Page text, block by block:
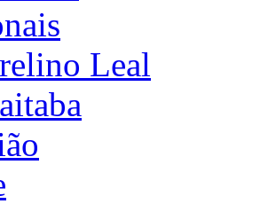
Leal